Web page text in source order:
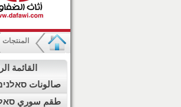
المنتجات
القائمة
صالونات
طقم سوري